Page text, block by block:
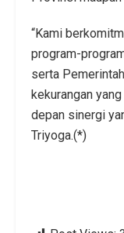
“Kami
program-
serta
kekurangan
depan sinergi
Triyoga.(*)